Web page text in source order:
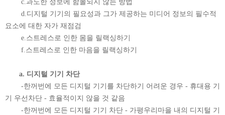
c.과도한 정보에 함몰되지 않는 방법
d.디지털 기기의 필요성과 그가 제공하는 미디어 정보의 필수적
요소에 대한 자가 재점검
e.스트레스로 인한 몸을 릴랙싱하기
f.스트레스로 인한 마음을 릴랙싱하기
a. 디지털 기기 차단
-한꺼번에 모든 디지털 기기를 차단하기 어려운 경우 - 휴대용 기
기 우선차단 - 효율적이지 않을 것 같음
-한꺼번에 모든 디지털 기기 차단 - 가평우리마을 내의 디지털 기